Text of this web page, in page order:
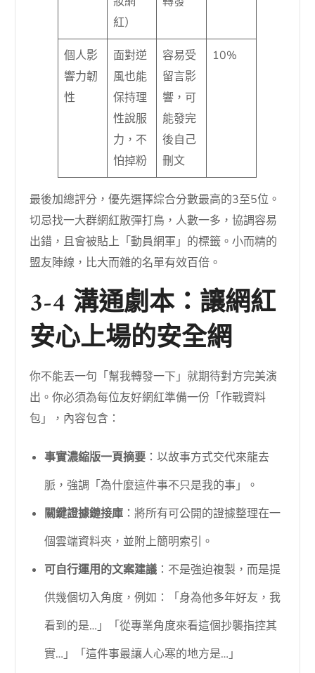
紅）
個人影
響力韌
性
面對逆
風也能
保持理
性說服
力，不
怕掉粉
容易受
留言影
響，可
能發完
後自己
刪文
10%
最後加總評分，優先選擇綜合分數最高的3至5位。
切忌找一大群網紅散彈打鳥，人數一多，協調容易
出錯，且會被貼上「動員網軍」的標籤。小而精的
盟友陣線，比大而雜的名單有效百倍。
3-4 溝通劇本：讓網紅
安心上場的安全網
你不能丟一句「幫我轉發一下」就期待對方完美演
出。你必須為每位友好網紅準備一份「作戰資料
包」，內容包含：
事實濃縮版一頁摘要 ：以故事方式交代來龍去
脈，強調「為什麼這件事不只是我的事」。
關鍵證據鏈接庫 ：將所有可公開的證據整理在一
個雲端資料夾，並附上簡明索引。
可自行運用的文案建議 ：不是強迫複製，而是提
供幾個切入角度，例如：「身為他多年好友，我
看到的是…」「從專業角度來看這個抄襲指控其
實…」「這件事最讓人心寒的地方是…」